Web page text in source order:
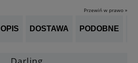
Przewiń w prawo »
OPIS DOSTAWA PODOBNE